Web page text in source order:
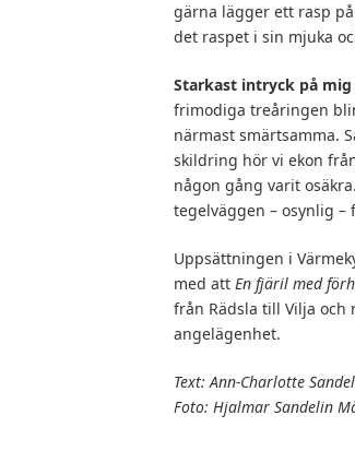
gärna lägger ett rasp
det raspet i sin mjuka
Starkast intryck på mig
frimodiga treåringen
närmast smärtsamma.
skildring hör vi ekon
någon gång varit
tegelväggen – osynlig –
Uppsättningen i
med att En fjäril med
från Rädsla till Vilja
angelägenhet.
Text: Ann-Charlotte
Foto: Hjalmar Sandelin